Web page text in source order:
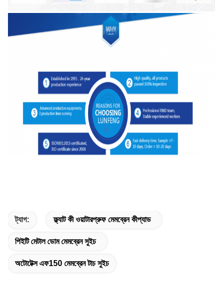
ট্যাগ: ফ্ল্যাট কী ওয়াটারপ্রুফ মেমব্রেন কীপ্যাড
পিইটি মেটাল ডোম মেমব্রেন সুইচ
অটোটেক্স এফ150 মেমব্রেন টাচ সুইচ